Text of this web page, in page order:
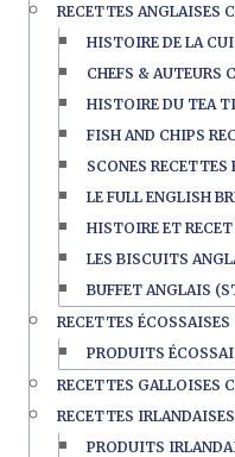
RECETTES ANGLAISES
HISTOIRE DE LA
CHEFS & AUTEURS
HISTOIRE DU TEA
FISH AND CHIPS
SCONES
LE FULL ENGLISH
HISTOIRE ET
LES BISCUITS
BUFFET ANGLAIS
RECETTES
PRODUITS
RECETTES GALLOISES
RECETTES
PRODUITS